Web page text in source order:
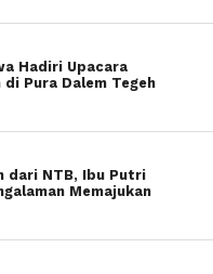
Hadiri Upacara
Pura Dalem Tegeh
dari NTB, Ibu Putri
Memajukan